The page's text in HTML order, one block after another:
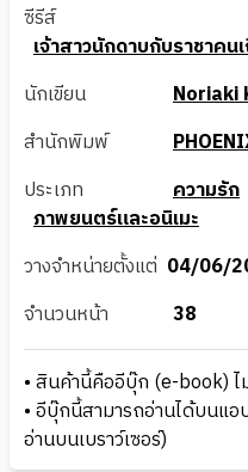
ซีรีส์
เจ้าสาวนักดาบกับราชาค
นักเขียน
Noriaki
สำนักพิมพ์
ประเภท
ความรัก
ภาพยนตร์และอนิเมะ
วางจำหน่ายตั้งแต่ 04/06/
จำนวนหน้า
38
• สินค้านี้คืออีบุ๊ก (e-book) ไ
• อีบุ๊กนี้สามารถอ่านได้บนแอ
อ่านบนเบราว์เซอร์)